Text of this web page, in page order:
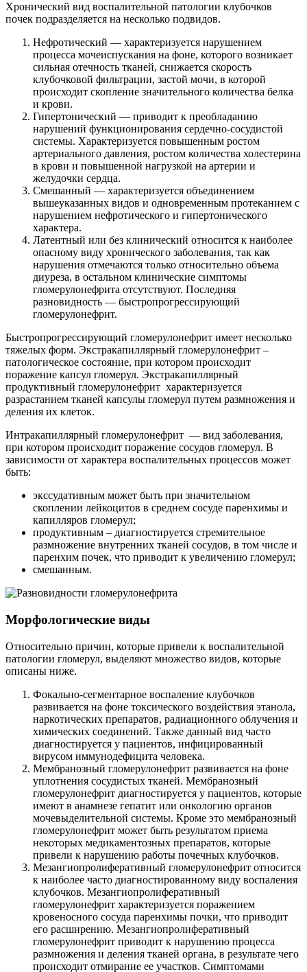
Хронический вид воспалительной патологии клубочков
почек подразделяется на несколько подвидов.
Нефротический — характеризуется нарушением
процесса мочеиспускания на фоне, которого возникает
сильная отечность тканей, снижается скорость
клубочковой фильтрации, застой мочи, в которой
происходит скопление значительного количества белка
и крови.
Гипертонический — приводит к преобладанию
нарушений функционирования сердечно-сосудистой
системы. Характеризуется повышенным ростом
артериального давления, ростом количества холестерина
в крови и повышенной нагрузкой на артерии и
желудочки сердца.
Смешанный — характеризуется объединением
вышеуказанных видов и одновременным протеканием с
нарушением нефротического и гипертонического
характера.
Латентный или без клинический относится к наиболее
опасному виду хронического заболевания, так как
нарушения отмечаются только относительно объема
диуреза, в остальном клинические симптомы
гломерулонефрита отсутствуют. Последняя
разновидность — быстропрогрессирующий
гломерулонефрит.
Быстропрогрессирующий гломерулонефрит имеет несколько
тяжелых форм. Экстракапиллярный гломерулонефрит –
патологическое состояние, при котором происходит
поражение капсул гломерул. Экстракапиллярный
продуктивный гломерулонефрит характеризуется
разрастанием тканей капсулы гломерул путем размножения и
деления их клеток.
Интракапиллярный гломерулонефрит — вид заболевания,
при котором происходит поражение сосудов гломерул. В
зависимости от характера воспалительных процессов может
быть:
экссудативным может быть при значительном
скоплении лейкоцитов в среднем сосуде паренхимы и
капилляров гломерул;
продуктивным – диагностируется стремительное
размножение внутренних тканей сосудов, в том числе и
паренхим почек, что приводит к увеличению гломерул;
смешанным.
Морфологические виды
Относительно причин, которые привели к воспалительной
патологии гломерул, выделяют множество видов, которые
описаны ниже.
Фокально-сегментарное воспаление клубочков
развивается на фоне токсического воздействия этанола,
наркотических препаратов, радиационного облучения и
химических соединений. Также данный вид часто
диагностируется у пациентов, инфицированный
вирусом иммунодефицита человека.
Мембранозный гломерулонефрит развивается на фоне
уплотнения сосудистых тканей. Мембранозный
гломерулонефрит диагностируется у пациентов, которые
имеют в анамнезе гепатит или онкологию органов
мочевыделительной системы. Кроме это мембранозный
гломерулонефрит может быть результатом приема
некоторых медикаментозных препаратов, которые
привели к нарушению работы почечных клубочков.
Мезангиопролиферативный гломерулонефрит относится
к наиболее часто диагностированному виду воспаления
клубочков. Мезангиопролиферативный
гломерулонефрит характеризуется поражением
кровеносного сосуда паренхимы почки, что приводит
его расширению. Мезангиопролиферативный
гломерулонефрит приводит к нарушению процесса
размножения и деления тканей органа, в результате чего
происходит отмирание ее участков. Симптомами